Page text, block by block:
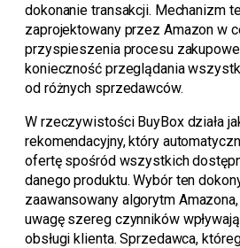
dokonanie transakcji. Mechanizm
zaprojektowany przez Amazon w
przyspieszenia procesu
konieczność przeglądania
od różnych sprzedawców.
W rzeczywistości BuyBox działa
rekomendacyjny, który
ofertę spośród wszystkich
danego produktu. Wybór ten
zaawansowany algorytm
uwagę szereg czynników
obsługi klienta. Sprzedawca,